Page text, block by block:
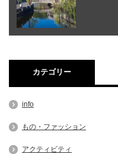
カテゴリー
info
もの・ファッション
アクティビティ